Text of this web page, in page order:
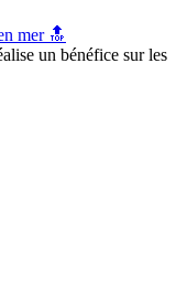
mer 🔝
un bénéfice sur les